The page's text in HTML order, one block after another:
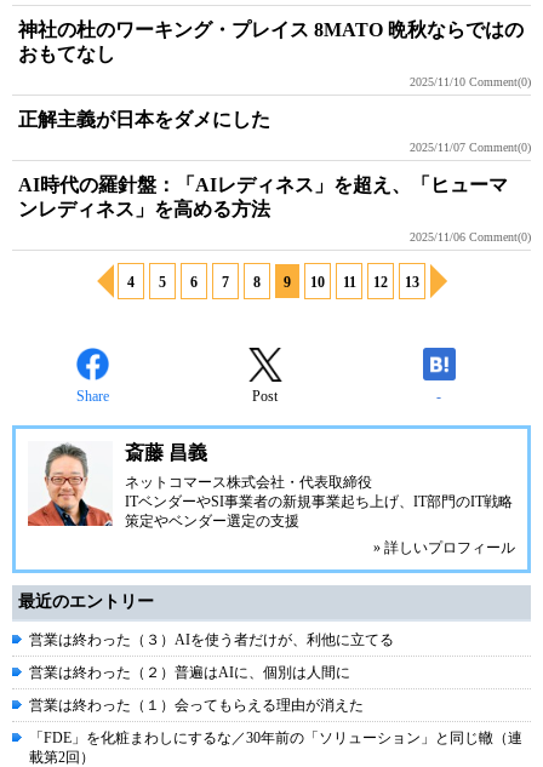
神社の杜のワーキング・プレイス 8MATO 晩秋ならではの
おもてなし
2025/11/10 Comment(0)
正解主義が日本をダメにした
2025/11/07 Comment(0)
AI時代の羅針盤：「AIレディネス」を超え、「ヒューマ
ンレディネス」を高める方法
2025/11/06 Comment(0)
4 5 6 7 8 9 10 11 12 13
Share Post -
斎藤 昌義
ネットコマース株式会社 ・代表取締役
ITベンダーやSI事業者の新規事業起ち上げ、IT部門のIT戦略
策定やベンダー選定の支援
» 詳しいプロフィール
最近のエントリー
営業は終わった（３）AIを使う者だけが、利他に立てる
営業は終わった（２）普遍はAIに、個別は人間に
営業は終わった（１）会ってもらえる理由が消えた
「FDE」を化粧まわしにするな／30年前の「ソリューション」と同じ轍（連
載第2回）